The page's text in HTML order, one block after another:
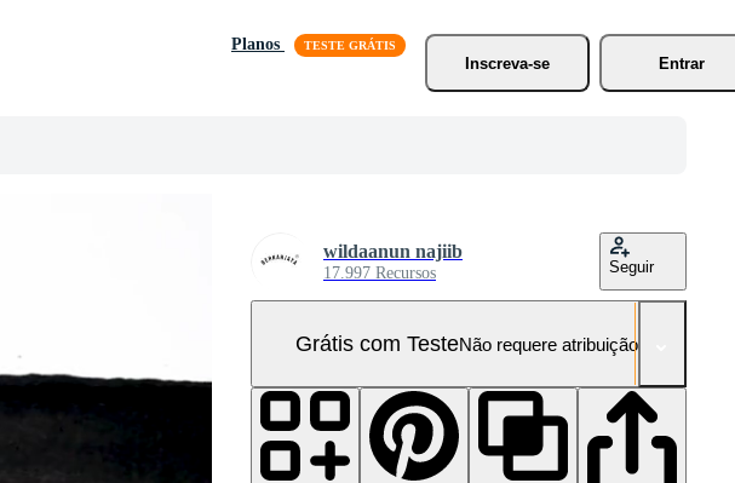
Planos
Inscreva-se
Entrar
wildaanun najiib
17.997 Recursos Seguir
Grátis com TesteNão requere atribuição!